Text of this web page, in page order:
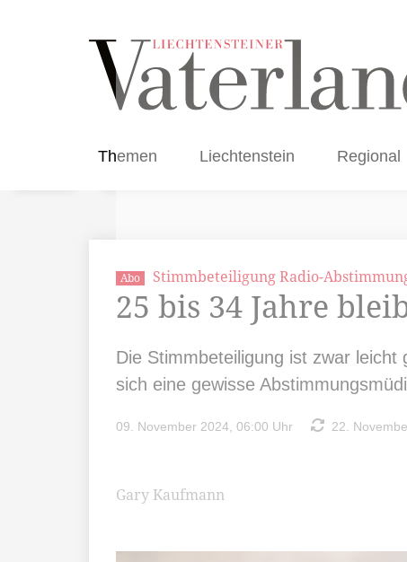
Themen Liechtenstein Regional
Abo Stimmbeteiligung Radio-
25 bis 34 Jahre
Die Stimmbeteiligung ist zwar
sich eine gewisse
09. November 2024, 06:00 Uhr 22.
Gary Kaufmann